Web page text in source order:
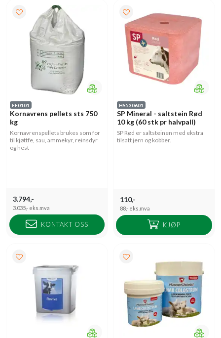
FF0101
Kornavrens pellets sts 750
kg
Kornavrenspellets brukes som for
til kjøttfe, sau, ammekyr, reinsdyr
og hest
3.794,-
3.035,- eks.mva
KONTAKT OSS
HS530601
SP Mineral - saltstein Rød
10 kg (60 stk pr halvpall)
SP Rød er saltsteinen med ekstra
tilsatt jern og kobber.
110,-
88,- eks.mva
KJØP